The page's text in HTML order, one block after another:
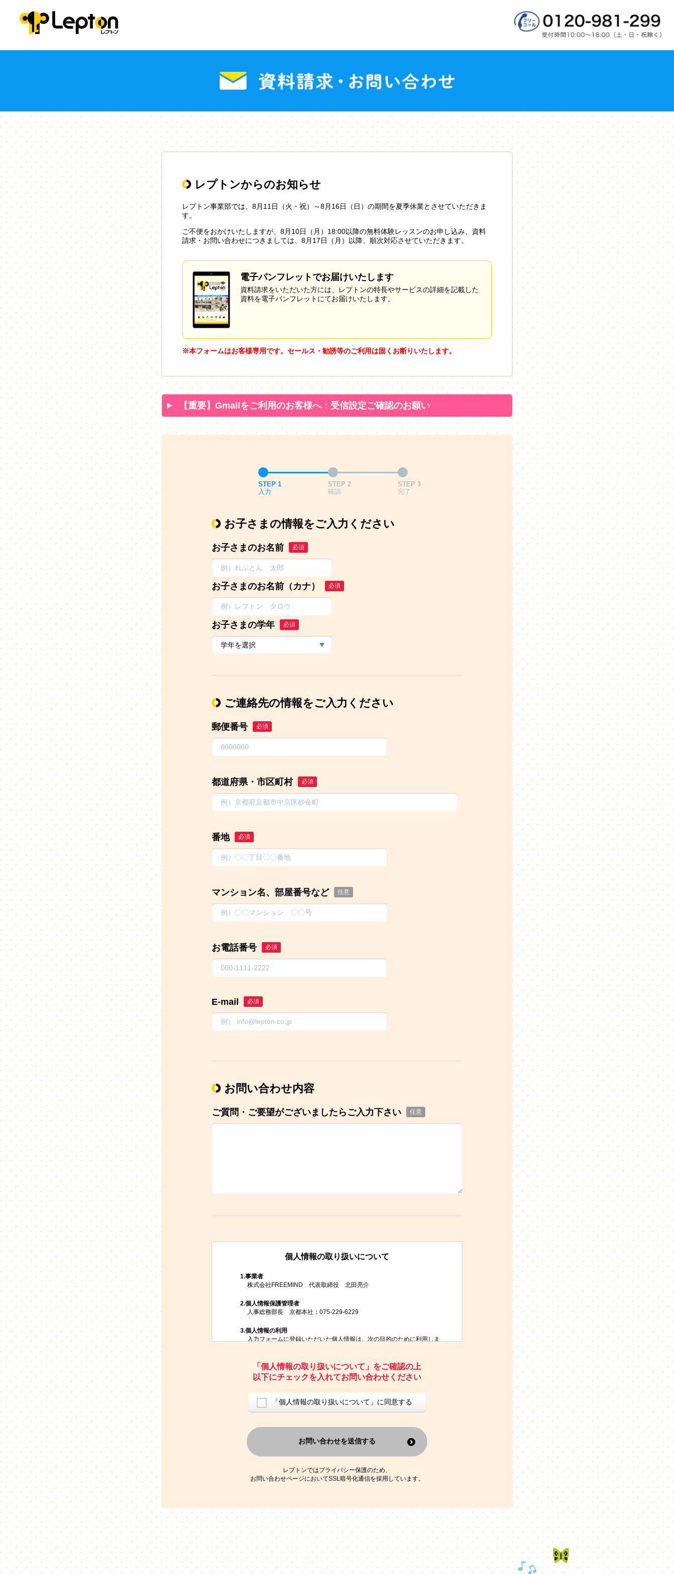
レプトンからのお知らせ
レプトン事業部では、8月11日（火・祝）～8月16日（日）の期間を夏季休業とさせていただきま
す。
ご不便をおかけいたしますが、8月10日（月）18:00以降の無料体験レッスンのお申し込み、資料
請求・お問い合わせにつきましては、8月17日（月）以降、順次対応させていただきます。
電子パンフレットでお届けいたします
資料請求をいただいた方には、レプトンの特長やサービスの詳細を記載した
資料を電子パンフレットにてお届けいたします。
※本フォームはお客様専用です。セールス・勧誘等のご利用は固くお断りいたします。
【重要】Gmailをご利用のお客様へ：受信設定ご確認のお願い
STEP 1
入力
STEP 2
確認
STEP 3
完了
お子さまの情報をご入力ください
お子さまのお名前 必須
お子さまのお名前（カナ） 必須
お子さまの学年 必須
ご連絡先の情報をご入力ください
郵便番号 必須
都道府県・市区町村 必須
番地 必須
マンション名、部屋番号など 任意
お電話番号 必須
E-mail 必須
お問い合わせ内容
ご質問・ご要望がございましたらご入力下さい 任意
個人情報の取り扱いについて
1.事業者
株式会社FREEMIND 代表取締役 北田亮介
2.個人情報保護管理者
人事総務部長 京都本社：075-229-6229
3.個人情報の利用
入力フォームに登録いただいた個人情報は、次の目的のために利用しま
お問い合わせにお答えするため
レプトンのキャンペーンや新商品（新サービス）、新規開講教室等を
ご案内するため
ご利用者の個人情報を、本人が特定されないデータに不可逆変換した
上で、広告・宣伝・販売促進活動に役立てること
なお、この利用目的を超えた個人情報の取扱いは行いません。また、こ
れ以外の目的で個人情報を利用することはありません。
※当社の保有する個人情報と第三者広告配信事業者が保有する個人情報
を、本人が特定されないデータに不可逆変換した上で第三者広告配信事
業者においてマッチングを行い、その結果に基づいて広告を配信するこ
4.
個人情報の第三者への提供
当社は、次の場合を除き、ご本人の同意なしに個人情報を第三者に提供
することはありません。
ご本人の同意がある場合
法令に基づく場合
人の生命、身体または財産の保護のために必要がある場合であって、
本人の同意を得ることが困難である場合
「個人情報の取り扱いについて」をご確認の上
以下にチェックを入れてお問い合わせください
「個人情報の取り扱いについて」に同意する
お問い合わせを送信する
レプトンではプライバシー保護のため、
お問い合わせページにおいてSSL暗号化通信を採用しています。